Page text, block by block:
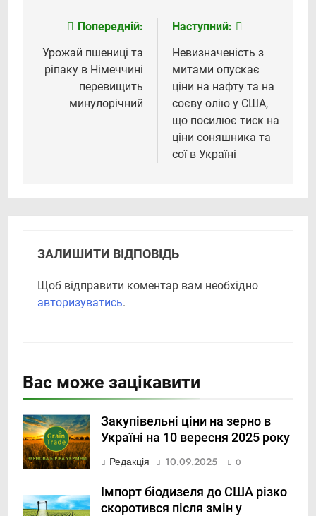
Навігація
записів
Попередній:
Урожай пшениці та
ріпаку в Німеччині
перевищить
минулорічний
Наступний:
Невизначеність з
митами опускає
ціни на нафту та на
соєву олію у США,
що посилює тиск на
ціни соняшника та
сої в Україні
ЗАЛИШИТИ ВІДПОВІДЬ
Щоб відправити коментар вам необхідно
авторизуватись.
Вас може зацікавити
Закупівельні ціни на зерно в
Україні на 10 вересня 2025 року
Редакція
10.09.2025 0
Імпорт біодизеля до США різко
скоротився після змін у